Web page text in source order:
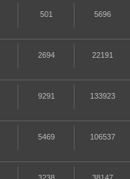
501 5696
2694 22191
9291 133923
5469 106537